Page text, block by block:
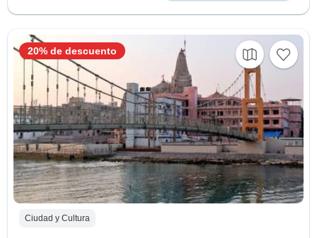
Ciudad y Cultura
20% de descuento